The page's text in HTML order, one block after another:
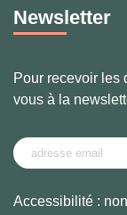
Newsletter
Pour recevoir les
vous à la
Accessibilité :